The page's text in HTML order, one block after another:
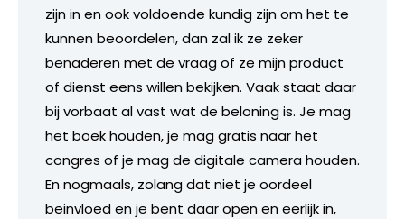
zijn in en ook voldoende kundig zijn om het te
kunnen beoordelen, dan zal ik ze zeker
benaderen met de vraag of ze mijn product
of dienst eens willen bekijken. Vaak staat daar
bij vorbaat al vast wat de beloning is. Je mag
het boek houden, je mag gratis naar het
congres of je mag de digitale camera houden.
En nogmaals, zolang dat niet je oordeel
beinvloed en je bent daar open en eerlijk in,